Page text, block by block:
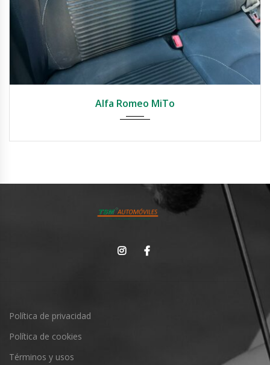
Alfa Romeo MiTo
Política de privacidad
Política de cookies
Términos y usos